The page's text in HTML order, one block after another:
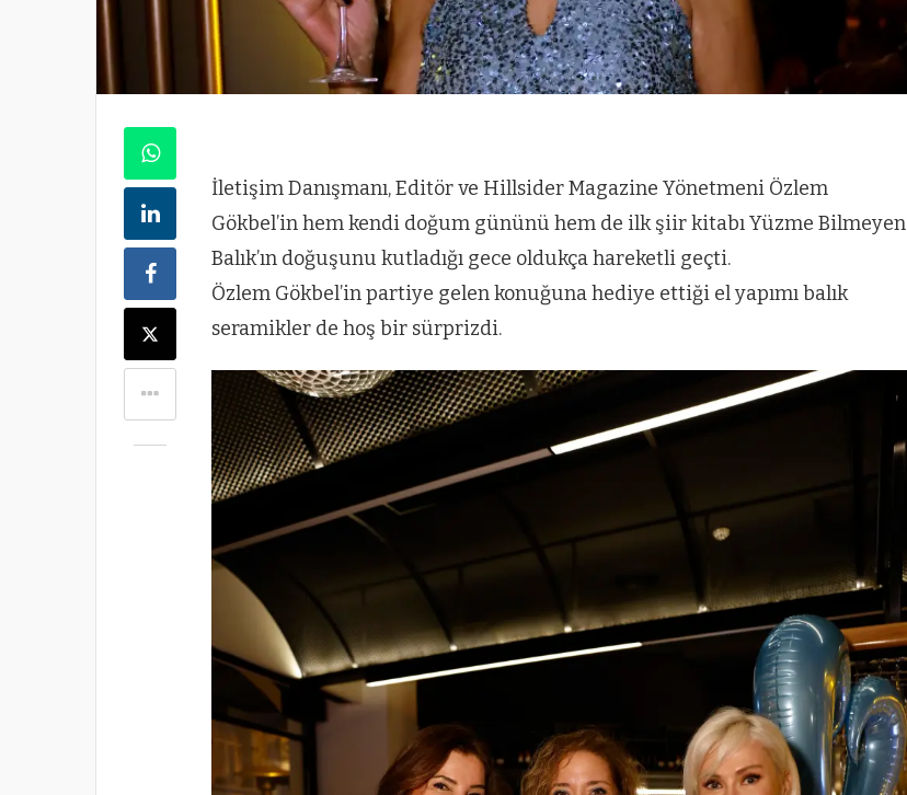
İletişim Danışmanı, Editör ve Hillsider Magazine Yönetmeni Özlem
Gökbel’in hem kendi doğum gününü hem de ilk şiir kitabı Yüzme Bilmeyen
Balık’ın doğuşunu kutladığı gece oldukça hareketli geçti.
Özlem Gökbel’in partiye gelen konuğuna hediye ettiği el yapımı balık
seramikler de hoş bir sürprizdi.